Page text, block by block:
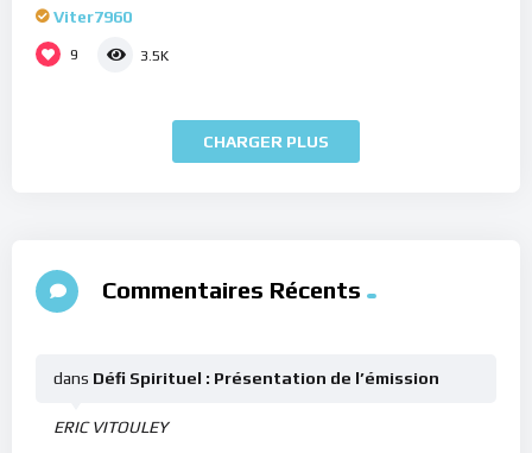
Viter7960
9 3.5K
CHARGER PLUS
Commentaires Récents
ERIC VITOULEY
dans Défi Spirituel : Présentation de l’émission